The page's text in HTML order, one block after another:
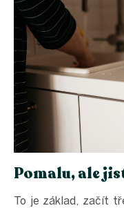
Pomalu, ale
To je základ, začít